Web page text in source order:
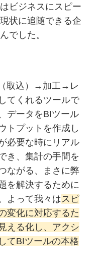
ビジネスにスピー
状に追随できる企
でした。
取込）→加工→レ
てくれるツールで
データをBIツール
トプットを作成し
必要な時にリアル
き、集計の手間を
ながる、まさに弊
を解決するために
よって我々は スピ
変化に対応するた
える化し、アクシ
てBIツールの本格